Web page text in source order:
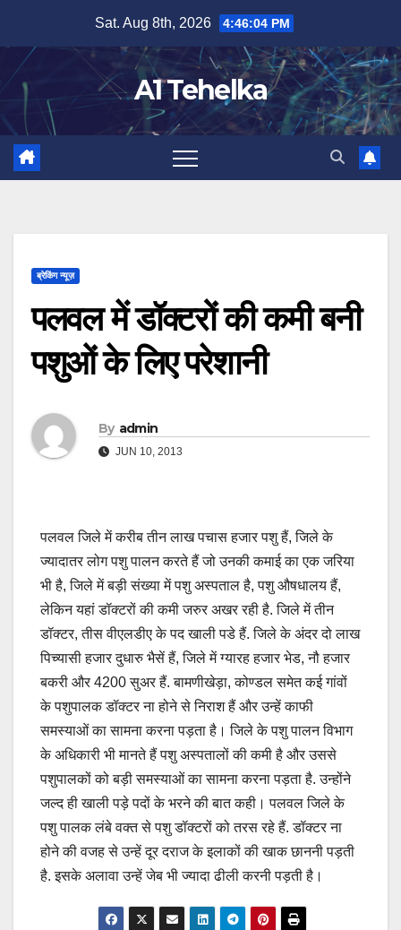
content
Sat. Aug 8th, 2026 4:46:05 PM
A1 Tehelka
ब्रेकिंग न्यूज़
पलवल में डॉक्टरों की कमी बनी
पशुओं के लिए परेशानी
By admin
JUN 10, 2013
पलवल जिले में करीब तीन लाख पचास हजार पशु हैं, जिले के
ज्यादातर लोग पशु पालन करते हैं जो उनकी कमाई का एक जरिया
भी है, जिले में बड़ी संख्या में पशु अस्पताल है, पशु औषधालय हैं,
लेकिन यहां डॉक्टरों की कमी जरुर अखर रही है. जिले में तीन
डॉक्टर, तीस वीएलडीए के पद खाली पडे हैं. जिले के अंदर दो लाख
पिच्यासी हजार दुधारु भैसें हैं, जिले में ग्यारह हजार भेड, नौ हजार
बकरी और 4200 सुअर हैं. बामणीखेड़ा, कोण्डल समेत कई गांवों
के पशुपालक डॉक्टर ना होने से निराश हैं और उन्हें काफी
समस्याओं का सामना करना पड़ता है। जिले के पशु पालन विभाग
के अधिकारी भी मानते हैं पशु अस्पतालों की कमी है और उससे
पशुपालकों को बड़ी समस्याओं का सामना करना पड़ता है. उन्होंने
जल्द ही खाली पड़े पदों के भरने की बात कही। पलवल जिले के
पशु पालक लंबे वक्त से पशु डॉक्टरों को तरस रहे हैं. डॉक्टर ना
होने की वजह से उन्हें दूर दराज के इलाकों की खाक छाननी पड़ती
है. इसके अलावा उन्हें जेब भी ज्यादा ढीली करनी पड़ती है।